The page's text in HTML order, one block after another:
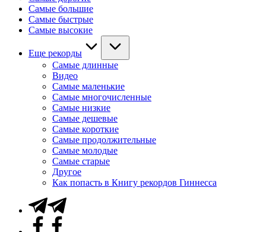
Самые большие
Самые быстрые
Самые высокие
Еще рекорды
Самые длинные
Видео
Самые маленькие
Самые многочисленные
Самые низкие
Самые дешевые
Самые короткие
Самые продолжительные
Самые молодые
Самые старые
Другое
Как попасть в Книгу рекордов Гиннесса
Telegram
Facebook